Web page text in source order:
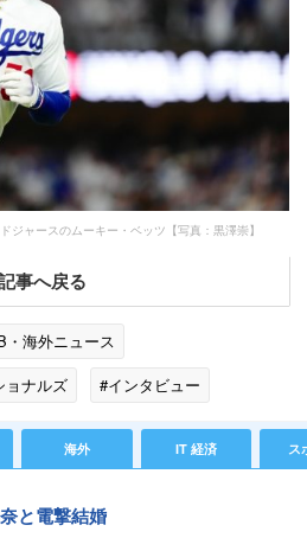
ジャースのムーキー・ベッツ【写真：黒澤崇】
事へ戻る
・海外ニュース
ョナルズ
#インタビュー
#ドジャース #MLBニュース
海外 IT 経済 ス
と電撃結婚